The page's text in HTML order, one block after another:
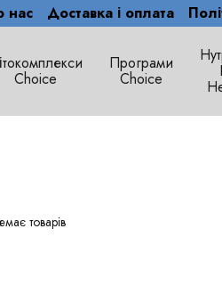
нас Доставка і оплата
Сhoice
Програми
Choice
товарів